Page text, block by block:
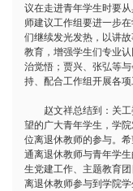
议在走进青年学生时要
师建议工作组要进一步
们继续发光发热，以讲
教育，增强学生们专业
治觉悟；贾兴、张弘等
持、配合工作组开展各项
赵文祥总结到：关工
望的广大青年学生，学
位离退休教师的参与。
通离退休教师与青年学
生党建工作、主题教育
离退休教师参与到学院